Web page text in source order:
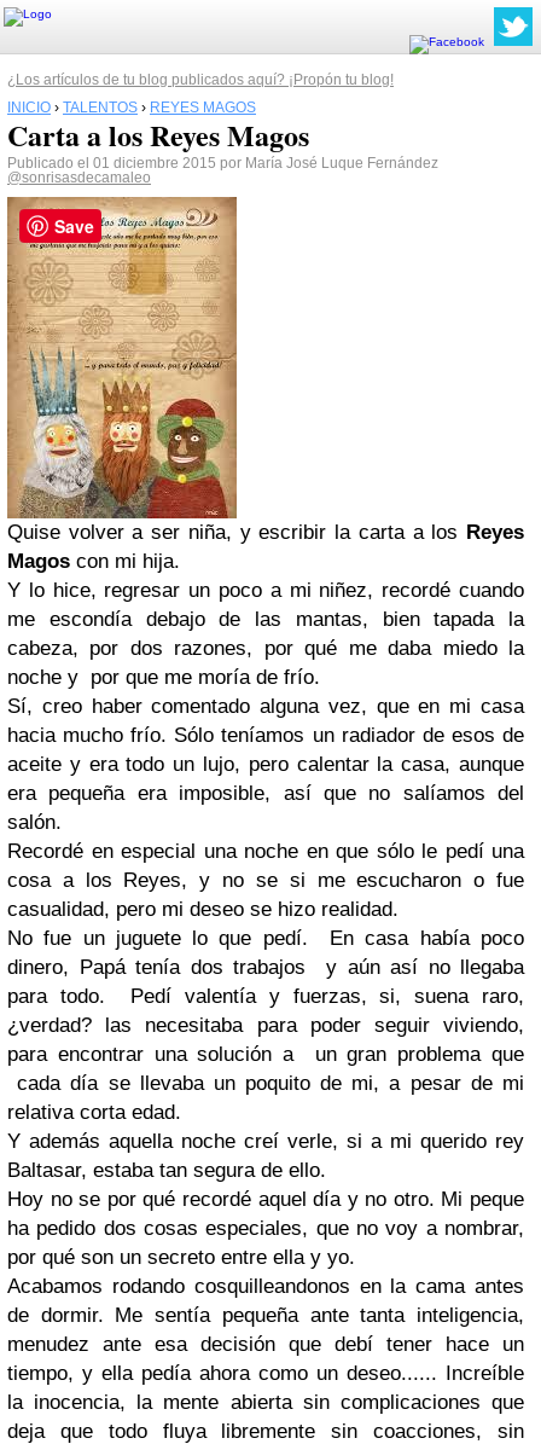
¿Los artículos de tu blog publicados aquí? ¡Propón tu blog!
INICIO › TALENTOS › REYES MAGOS
Carta a los Reyes Magos
Publicado el 01 diciembre 2015 por María José Luque Fernández
@sonrisasdecamaleo
Quise volver a ser niña, y escribir la carta a los Reyes
Magos con mi hija.
Y lo hice, regresar un poco a mi niñez, recordé cuando
me escondía debajo de las mantas, bien tapada la
cabeza, por dos razones, por qué me daba miedo la
noche y por que me moría de frío.
Sí, creo haber comentado alguna vez, que en mi casa
hacia mucho frío. Sólo teníamos un radiador de esos de
aceite y era todo un lujo, pero calentar la casa, aunque
era pequeña era imposible, así que no salíamos del
salón.
Recordé en especial una noche en que sólo le pedí una
cosa a los Reyes, y no se si me escucharon o fue
casualidad, pero mi deseo se hizo realidad.
No fue un juguete lo que pedí. En casa había poco
dinero, Papá tenía dos trabajos y aún así no llegaba
para todo. Pedí valentía y fuerzas, si, suena raro,
¿verdad? las necesitaba para poder seguir viviendo,
para encontrar una solución a un gran problema que
cada día se llevaba un poquito de mi, a pesar de mi
relativa corta edad.
Y además aquella noche creí verle, si a mi querido rey
Baltasar, estaba tan segura de ello.
Hoy no se por qué recordé aquel día y no otro. Mi peque
ha pedido dos cosas especiales, que no voy a nombrar,
por qué son un secreto entre ella y yo.
Acabamos rodando cosquilleandonos en la cama antes
de dormir. Me sentía pequeña ante tanta inteligencia,
menudez ante esa decisión que debí tener hace un
tiempo, y ella pedía ahora como un deseo...... Increíble
la inocencia, la mente abierta sin complicaciones que
deja que todo fluya libremente sin coacciones, sin
Save